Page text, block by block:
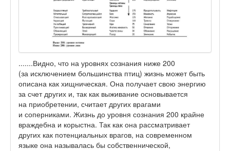
.......Видно, что на уровнях сознания ниже 200
(за исключением большинства птиц) жизнь может быть
описана как хищническая. Она получает свою энергию
за счет других и, так как выживание основывается
на приобретении, считает других врагами
и соперниками. Жизнь до уровня сознания 200 крайне
враждебна и корыстна. Так как она рассматривает
других как потенциальных врагов, на современном
языке она называлась бы собственнической,